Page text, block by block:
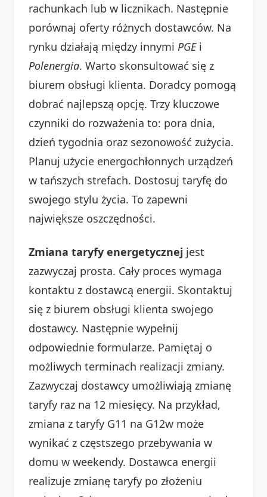
rachunkach lub w licznikach. Następnie
porównaj oferty różnych dostawców. Na
rynku działają między innymi PGEi
Polenergia. Warto skonsultować się z
biurem obsługi klienta. Doradcy pomogą
dobrać najlepszą opcję. Trzy kluczowe
czynniki do rozważenia to: pora dnia,
dzień tygodnia oraz sezonowość zużycia.
Planuj użycie energochłonnych urządzeń
w tańszych strefach. Dostosuj taryfę do
swojego stylu życia. To zapewni
największe oszczędności.
Zmiana taryfy energetycznej jest
zazwyczaj prosta. Cały proces wymaga
kontaktu z dostawcą energii. Skontaktuj
się z biurem obsługi klienta swojego
dostawcy. Następnie wypełnij
odpowiednie formularze. Pamiętaj o
możliwych terminach realizacji zmiany.
Zazwyczaj dostawcy umożliwiają zmianę
taryfy raz na 12 miesięcy. Na przykład,
zmiana z taryfy G11 na G12w może
wynikać z częstszego przebywania w
domu w weekendy. Dostawca energii
realizuje zmianę taryfy po złożeniu